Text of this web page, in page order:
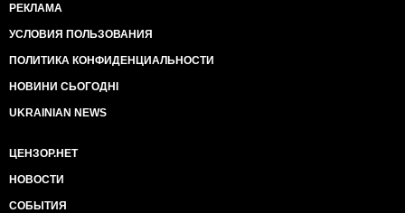
РЕКЛАМА
УСЛОВИЯ ПОЛЬЗОВАНИЯ
ПОЛИТИКА КОНФИДЕНЦИАЛЬНОСТИ
НОВИНИ СЬОГОДНІ
UKRAINIAN NEWS
ЦЕНЗОР.НЕТ
НОВОСТИ
СОБЫТИЯ